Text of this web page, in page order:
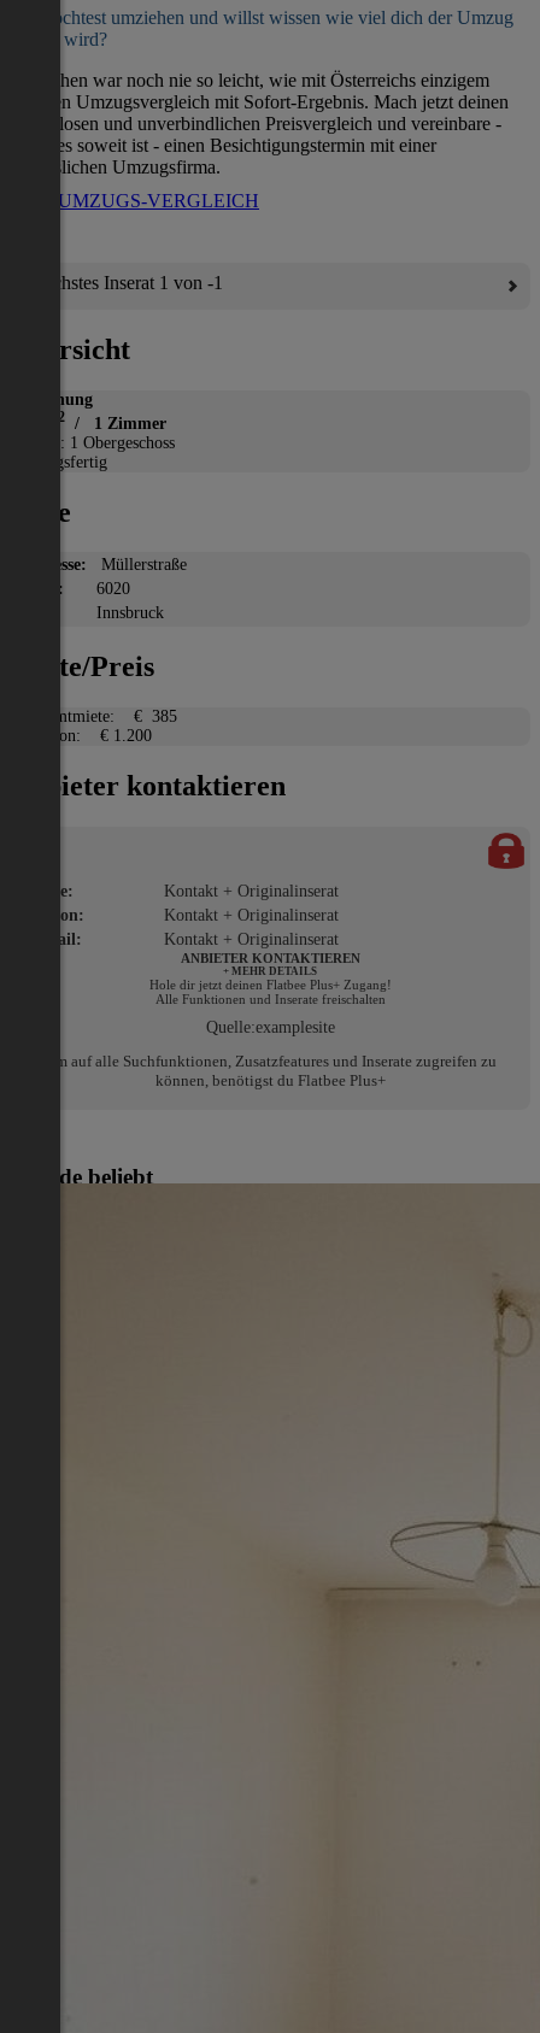
Du möchtest umziehen und willst wissen wie viel dich der Umzug
kosten wird?
Umziehen war noch nie so leicht, wie mit Österreichs einzigem
direkten Umzugsvergleich mit Sofort-Ergebnis. Mach jetzt deinen
kostenlosen und unverbindlichen Preisvergleich und vereinbare -
wenn es soweit ist - einen Besichtigungstermin mit einer
verlässlichen Umzugsfirma.
ZUM UMZUGS-VERGLEICH
Nächstes Inserat 1 von -1
Übersicht
Wohnung
2 / 1 Zimmer
Etage: 1 Obergeschoss
Bezugsfertig
Lage
Adresse:
Müllerstraße
PLZ:
6020
Innsbruck
Miete/Preis
Gesamtmiete:
€ 385
Kaution:
€ 1.200
Anbieter kontaktieren
Name:
Kontakt + Originalinserat
Telefon:
Kontakt + Originalinserat
E-Mail:
Kontakt + Originalinserat
ANBIETER KONTAKTIEREN
+ MEHR DETAILS
Hole dir jetzt deinen Flatbee Plus+ Zugang!
Alle Funktionen und Inserate freischalten
Quelle:examplesite
Um auf alle Suchfunktionen, Zusatzfeatures und Inserate zugreifen zu
können, benötigst du Flatbee Plus+
Gerade beliebt